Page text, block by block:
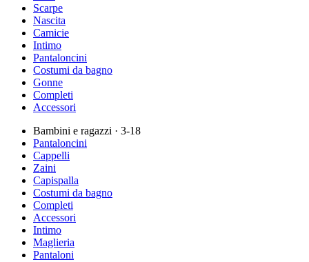
Scarpe
Nascita
Camicie
Intimo
Pantaloncini
Costumi da bagno
Gonne
Completi
Accessori
Bambini e ragazzi · 3-18
Pantaloncini
Cappelli
Zaini
Capispalla
Costumi da bagno
Completi
Accessori
Intimo
Maglieria
Pantaloni